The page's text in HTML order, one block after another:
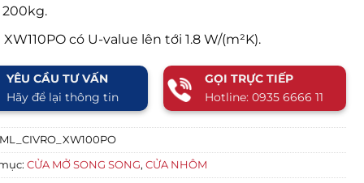
XW110PO có U-value lên tới 1.8 W/(m²K).
YÊU CẦU TƯ VẤN
Hãy để lại thông tin
GỌI TRỰC TIẾP
Hotline: 0935 6666 11
CỬA MỞ SONG SONG,CỬA NHÔM